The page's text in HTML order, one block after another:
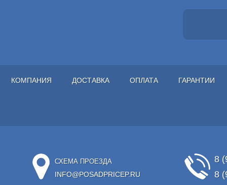
КОМПАНИЯ ДОСТАВКА ОПЛАТА ГАРАНТИИ
СХЕМА ПРОЕЗДА
INFO@POSADPRICEP.RU
8
8